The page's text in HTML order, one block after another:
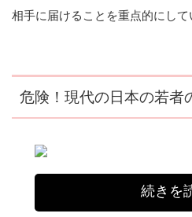
相手に届けることを重点的にして
危険！現代の日本の若者
続きを